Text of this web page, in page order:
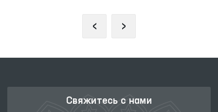
‹ ›
Свяжитесь с нами